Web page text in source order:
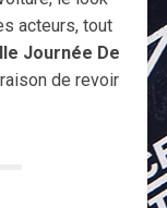
acteurs, tout
Journée De
de revoir